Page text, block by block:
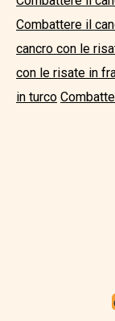
Combattere il
cancro con le
con le risate in
in turco